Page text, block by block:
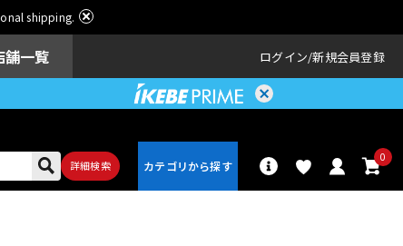
shipping.
舗一覧 ログイン 新規会員登録
詳細検索
0